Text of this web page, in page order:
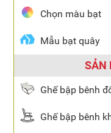
Chọn màu bạt
Mẫu bạt quây
SẢN
Ghế bập bênh
Ghế bập bênh